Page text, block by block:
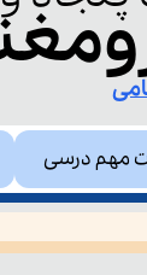
مهم درسی